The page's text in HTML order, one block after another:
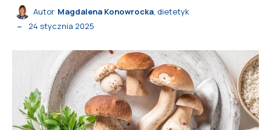
Autor Magdalena Konowrocka, dietetyk
24 stycznia 2025